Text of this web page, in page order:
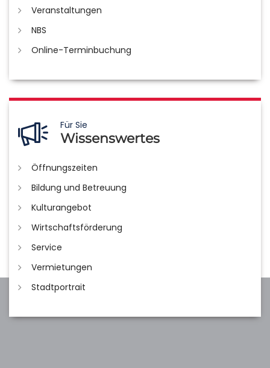
Veranstaltungen
NBS
Online-Terminbuchung
Für Sie
Wissenswertes
Öffnungszeiten
Bildung und Betreuung
Kulturangebot
Wirtschaftsförderung
Service
Vermietungen
Stadtportrait